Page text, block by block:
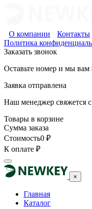
О компании Контакты
Политика
Заказать звонок
Оставьте номер и мы вам
Заявка отправлена
Наш менеджер свяжется
Товары в корзине
Сумма заказа
Стоимость0 ₽
К оплате ₽
×
Главная
Каталог